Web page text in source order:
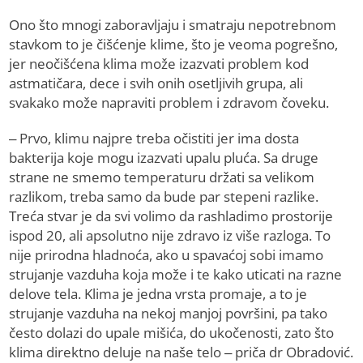
Ono što mnogi zaboravljaju i smatraju nepotrebnom
stavkom to je čišćenje klime, što je veoma pogrešno,
jer neočišćena klima može izazvati problem kod
astmatičara, dece i svih onih osetljivih grupa, ali
svakako može napraviti problem i zdravom čoveku.
– Prvo, klimu najpre treba očistiti jer ima dosta
bakterija koje mogu izazvati upalu pluća. Sa druge
strane ne smemo temperaturu držati sa velikom
razlikom, treba samo da bude par stepeni razlike.
Treća stvar je da svi volimo da rashladimo prostorije
ispod 20, ali apsolutno nije zdravo iz više razloga. To
nije prirodna hladnoća, ako u spavaćoj sobi imamo
strujanje vazduha koja može i te kako uticati na razne
delove tela. Klima je jedna vrsta promaje, a to je
strujanje vazduha na nekoj manjoj površini, pa tako
često dolazi do upale mišića, do ukočenosti, zato što
klima direktno deluje na naše telo – priča dr Obradović.